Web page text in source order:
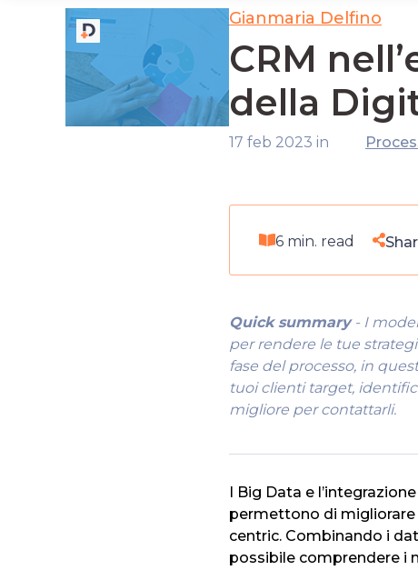
Gianmaria Delfino
CRM
della
17 feb 2023 in
6 min. read
Quick summary- I
per rendere le tue
fase del processo, in
tuoi clienti target,
migliore per contattarli.
I Big Data e
permettono di
centric. Combinando i
possibile comprendere i